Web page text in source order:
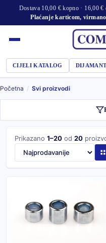
Dostava 10,00 € kopno · 16,00
Plaćanje karticom,
CIJELI KATALOG
Početna / Svi proizvodi
Prikazano 1–20 od 20